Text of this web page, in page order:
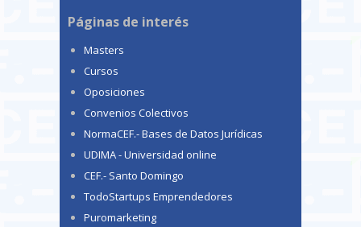
Páginas de interés
Masters
Cursos
Oposiciones
Convenios Colectivos
NormaCEF.- Bases de Datos Jurídicas
UDIMA - Universidad online
CEF.- Santo Domingo
TodoStartups Emprendedores
Puromarketing